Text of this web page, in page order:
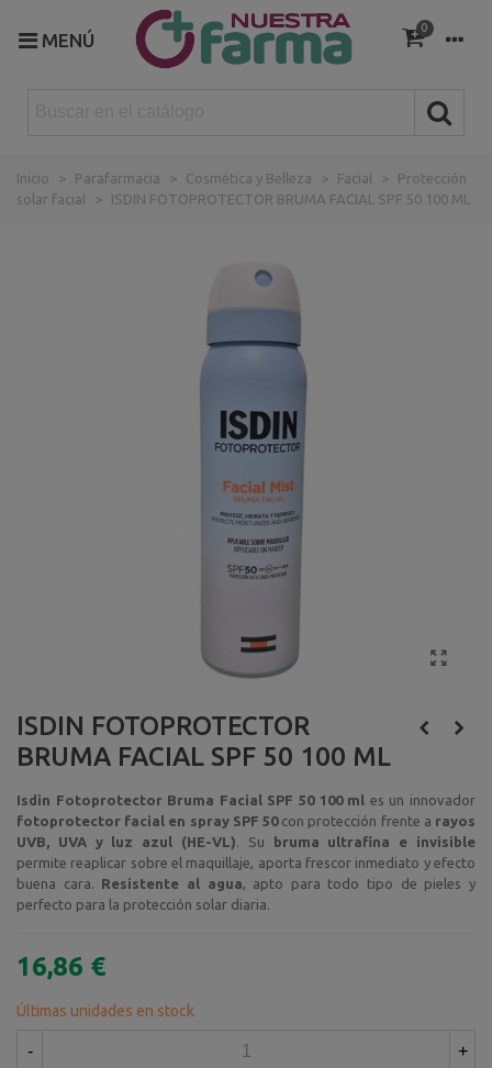
MENÚ
0
Inicio > Parafarmacia > Cosmética y Belleza > Facial >
Protección
solar facial
> ISDIN FOTOPROTECTOR BRUMA FACIAL SPF 50 100 ML
ISDIN FOTOPROTECTOR
BRUMA FACIAL SPF 50 100 ML
Isdin Fotoprotector Bruma Facial SPF 50 100 ml es un innovador
fotoprotector facial en spray SPF 50con protección frente a rayos
UVB, UVA y luz azul (HE-VL) . Su bruma ultrafina e invisible
permite reaplicar sobre el maquillaje, aporta frescor inmediato y efecto
buena cara. Resistente al agua , apto para todo tipo de pieles y
perfecto para la protección solar diaria.
16,86 €
Últimas unidades en stock
- +